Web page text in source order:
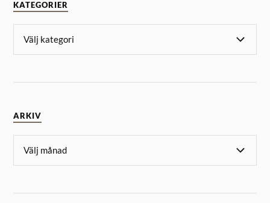
KATEGORIER
ARKIV